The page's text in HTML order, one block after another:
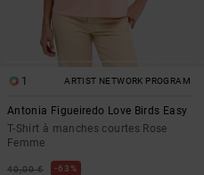
1 ARTIST NETWORK PROGRAM
Antonia Figueiredo Love Birds Easy
T-Shirt à manches courtes Rose
Femme
40,00 € 63%